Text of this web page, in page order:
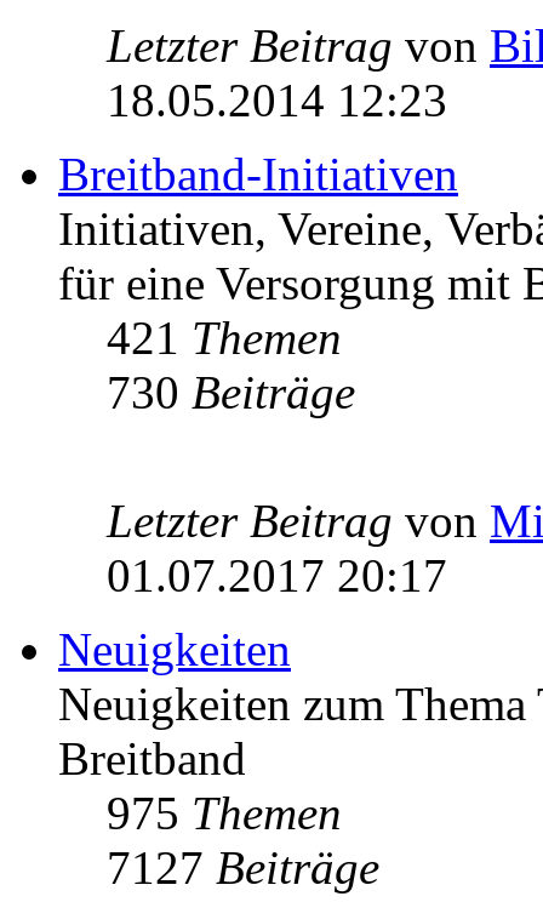
Letzter Beitrag von
18.05.2014 12:23
Breitband-Initiativen
Initiativen, Vereine,
für eine Versorgung mit
421 Themen
730 Beiträge
Letzter Beitrag von
01.07.2017 20:17
Neuigkeiten
Neuigkeiten zum
Breitband
975 Themen
7127 Beiträge